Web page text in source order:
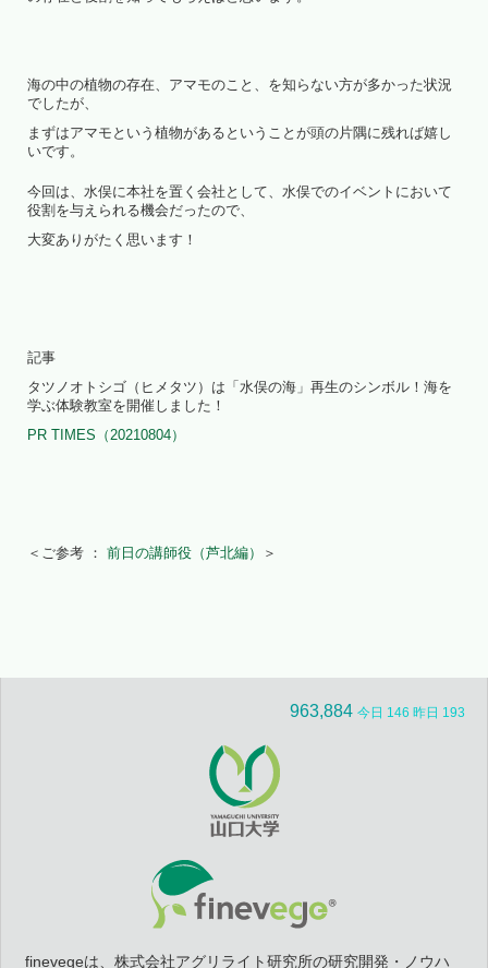
海の中の植物の存在、アマモのこと、を知らない方が多かった状況
でしたが、
まずはアマモという植物があるということが頭の片隅に残れば嬉し
いです。
今回は、水俣に本社を置く会社として、水俣でのイベントにおいて
役割を与えられる機会だったので、
大変ありがたく思います！
記事
タツノオトシゴ（ヒメタツ）は「水俣の海」再生のシンボル！海を
学ぶ体験教室を開催しました！
PR TIMES（20210804）
＜ご参考 ： 前日の講師役（芦北編） ＞
963,884 今日 146 昨日 193
finevegeは、株式会社アグリライト研究所の研究開発・ノウハ